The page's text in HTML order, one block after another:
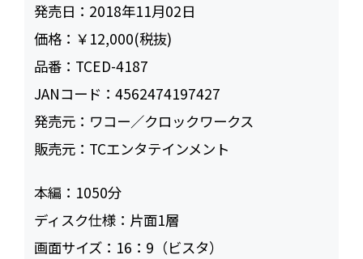
発売日： 2018年11月02日
価格： ￥12,000(税抜)
品番： TCED-4187
JANコード：4562474197427
発売元： ワコー／クロックワークス
販売元： TCエンタテインメント
本編： 1050
ディスク仕様： 片面1層
画面サイズ： 16：9（ビスタ）